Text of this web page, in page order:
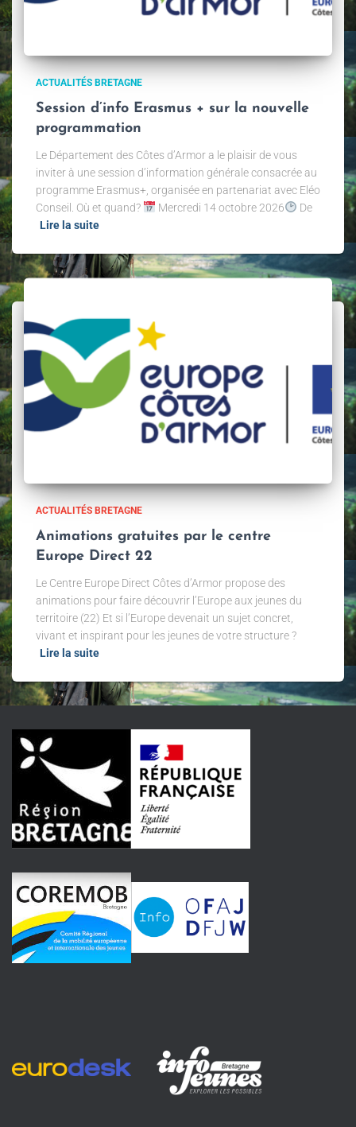
ACTUALITÉS BRETAGNE
Session d’info Erasmus + sur la nouvelle
programmation
Le Département des Côtes d’Armor a le plaisir de vous
inviter à une session d’information générale consacrée au
programme Erasmus+, organisée en partenariat avec Eléo
Conseil. Où et quand?
Mercredi 14 octobre 2026
De
Lire la suite
ACTUALITÉS BRETAGNE
Animations gratuites par le centre
Europe Direct 22
Le Centre Europe Direct Côtes d’Armor propose des
animations pour faire découvrir l’Europe aux jeunes du
territoire (22) Et si l’Europe devenait un sujet concret,
vivant et inspirant pour les jeunes de votre structure ?
Lire la suite